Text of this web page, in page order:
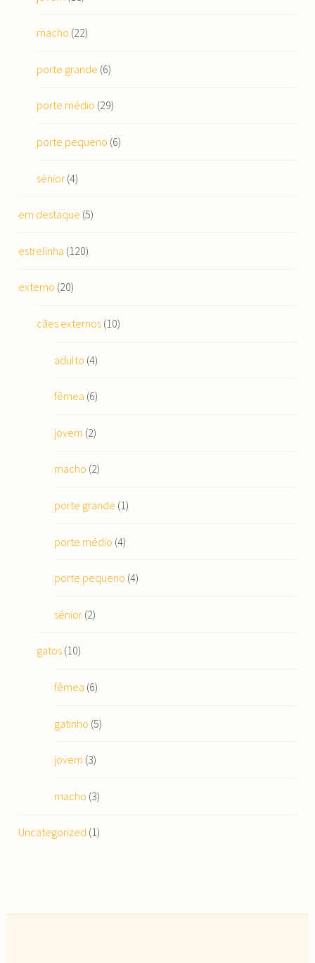
macho (22)
porte grande (6)
porte médio (29)
porte pequeno (6)
sénior(4)
em destaque (5)
estrelinha (120)
externo (20)
cães externos(10)
adulto (4)
fêmea (6)
jovem (2)
macho (2)
porte grande (1)
porte médio (4)
porte pequeno (4)
sénior (2)
gatos(10)
fêmea (6)
gatinho (5)
jovem (3)
macho (3)
Uncategorized (1)